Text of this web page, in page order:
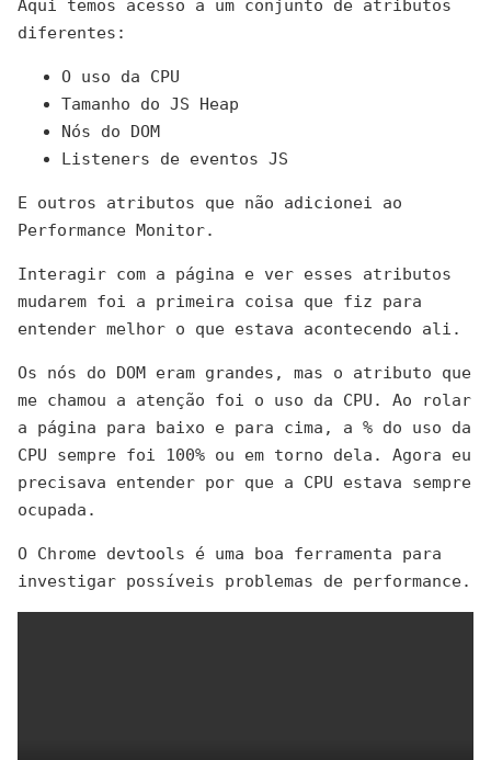
Aqui temos acesso a um conjunto de atributos
diferentes:
O uso da CPU
Tamanho do JS Heap
Nós do DOM
Listeners de eventos JS
E outros atributos que não adicionei ao
Performance Monitor.
Interagir com a página e ver esses atributos
mudarem foi a primeira coisa que fiz para
entender melhor o que estava acontecendo ali.
Os nós do DOM eram grandes, mas o atributo que
me chamou a atenção foi o uso da CPU. Ao rolar
a página para baixo e para cima, a % do uso da
CPU sempre foi 100% ou em torno dela. Agora eu
precisava entender por que a CPU estava sempre
ocupada.
O Chrome devtools é uma boa ferramenta para
investigar possíveis problemas de performance.